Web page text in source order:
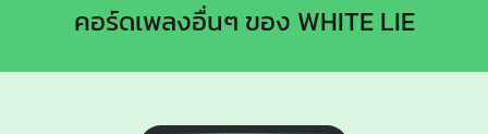
คอร์ดเพลงอื่นๆ ของ WHITE LIE